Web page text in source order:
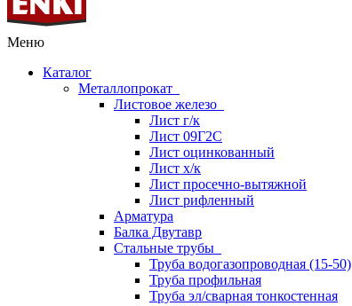
Меню
Каталог
Металлопрокат
Листовое железо
Лист г/к
Лист 09Г2С
Лист оцинкованный
Лист х/к
Лист просечно-вытяжной
Лист рифленный
Арматура
Балка Двутавр
Стальные трубы
Труба водогазопроводная (15-50)
Труба профильная
Труба эл/сварная тонкостенная